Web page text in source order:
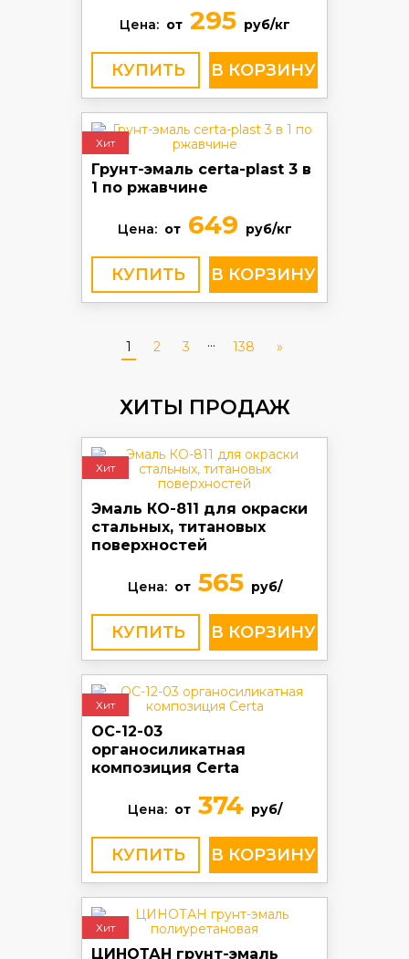
Цена: от295 руб/кг
КУПИТЬ
Хит
Грунт-эмаль certa-plast 3 в
1 по ржавчине
Цена: от649 руб/кг
КУПИТЬ
1 2 3 ... 138 »
ХИТЫ ПРОДАЖ
Хит
Эмаль КО-811 для окраски
стальных, титановых
поверхностей
Цена: от565 руб/
КУПИТЬ
Хит
ОС-12-03
органосиликатная
композиция Certa
Цена: от374 руб/
КУПИТЬ
Хит
ЦИНОТАН грунт-эмаль